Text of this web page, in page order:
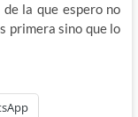
la que espero no
primera sino que lo